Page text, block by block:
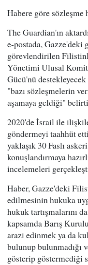
Habere göre sözleşme
The Guardian'ın
e-postada,
görevlendirilen
Yönetimi Ulusal
Gücü'nü
"bazı sözleşmelerin
aşamaya geldiği"
2020'de İsrail ile
göndermeyi taahhüt
yaklaşık 30 Faslı
konuşlandırmaya
incelemeleri
Haber, Gazze'deki
edilmesinin hukuka
hukuk tartışmalarını
kapsamda Barış
arazi edinmek ya da
bulunup bulunmadığı
gösterip göstermediği